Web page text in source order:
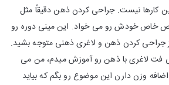
کارها نیست. جراحی کردن ذهن دقیقاً مثل
خاص خودش رو می خواد. این مینی دوره رو
جراحی کردن ذهن و لاغری ذهنی متوجه بشید.
فت لاغری با ذهن رو آموزش میدم، من می
وزن دارن این موضوع رو بگم که بیاید